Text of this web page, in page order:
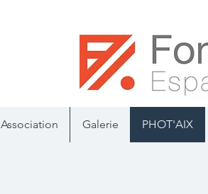
Association Galerie PHOT'AIX